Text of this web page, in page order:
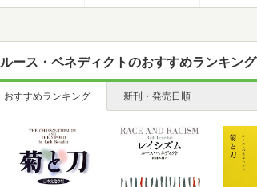
ルース・ベネディクトのおすすめランキング
おすすめランキング 新刊・発売日順